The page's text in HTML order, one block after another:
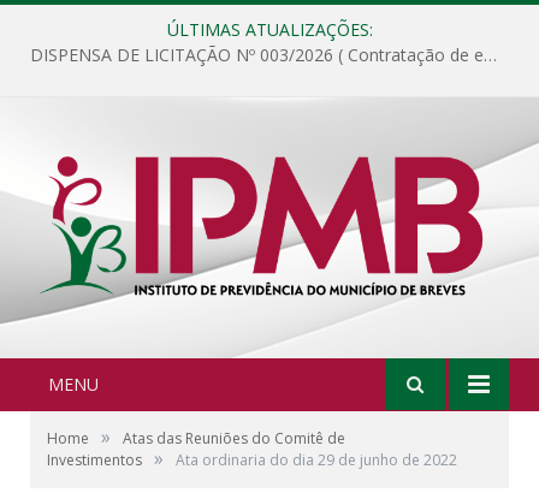
ÚLTIMAS ATUALIZAÇÕES:
DISPENSA DE LICITAÇÃO Nº 003/2026 ( Contratação de empresa para fornecimento de gêneros alimentícios não perecíveis, materiais de expediente, descartáveis, copa e cozinha, para análise e posterior publicação.)
MENU
Home »
Atas das Reuniões do Comitê de
Investimentos » Ata ordinaria do dia 29 de junho de 2022